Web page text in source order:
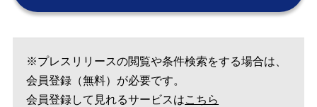
※プレスリリースの閲覧や条件検索をする場合は、
会員登録（無料）が必要です。
会員登録して見れるサービスはこちら